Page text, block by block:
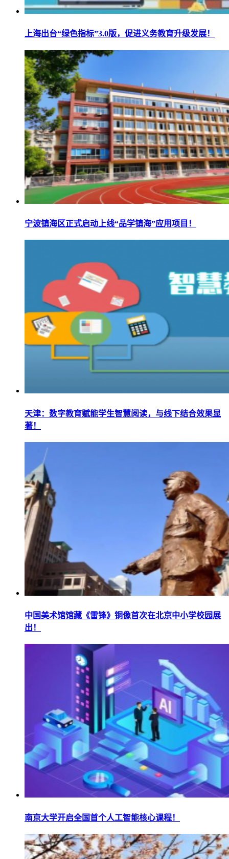
上海出台“绿色指标”3.0版，促进义务教育升级发展！
宁波镇海区正式启动上线“品学镇海”应用项目！
天津：数字教育赋能学生智慧阅读，与线下结合效果显
著！
中国美术馆馆藏《雷锋》铜像首次在北京中小学校园展
出！
南京大学开启全国首个人工智能核心课程！